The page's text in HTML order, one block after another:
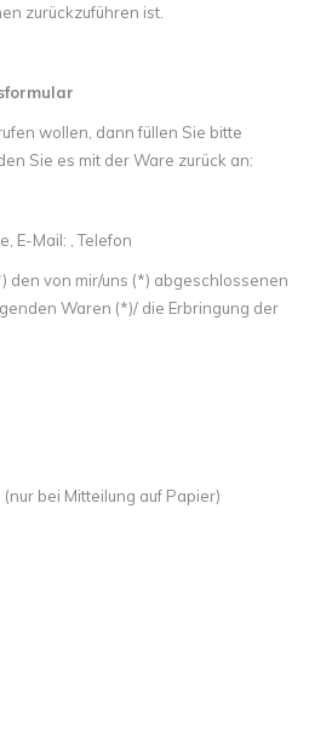
zurückzuführen ist.
wollen, dann füllen Sie bitte
Sie es mit der Ware zurück an:
E-Mail: , Telefon
den von mir/uns (*) abgeschlossenen
Waren (*)/ die Erbringung der
bei Mitteilung auf Papier)